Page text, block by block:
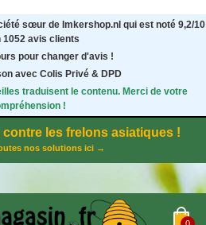
sœur de Imkershop.nl qui est noté 9,2/10
1052 avis clients
pour changer d'avis !
avec Colis Privé & DPD
traduisent le contenu. Merci de votre
!
les frelons asiatiques !
nos solutions ici →